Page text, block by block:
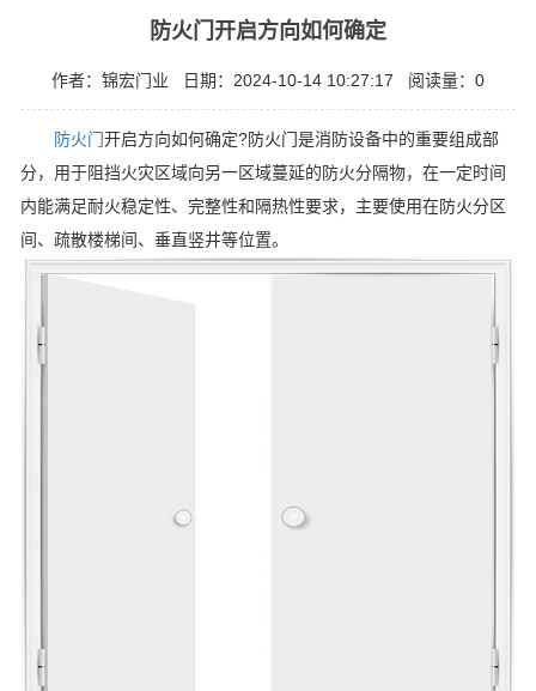
防火门开启方向如何确定
作者：锦宏门业 日期：2024-10-14 10:27:17 阅读量：0
防火门开启方向如何确定?防火门是消防设备中的重要组成部
分，用于阻挡火灾区域向另一区域蔓延的防火分隔物，在一定时间
内能满足耐火稳定性、完整性和隔热性要求，主要使用在防火分区
间、疏散楼梯间、垂直竖井等位置。